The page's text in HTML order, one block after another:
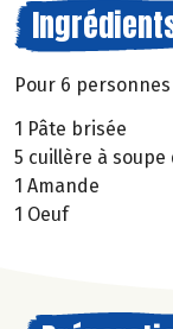
Pour 6 personnes
1 Pâte brisée
5 cuillère à
1 Amande
1 Oeuf